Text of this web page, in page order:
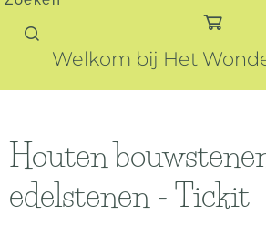
Welkom bij Het
Houten
edelstenen - Tickit